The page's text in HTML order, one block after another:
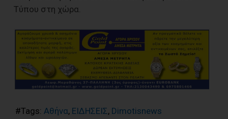
Τύπου στη χώρα.
#Tags: Αθήνα, ΕΙΔΗΣΕΙΣ, Dimotisnews